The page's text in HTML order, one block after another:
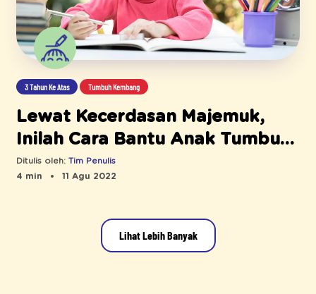
3 Tahun Ke Atas Tumbuh Kembang
Lewat Kecerdasan Majemuk,
Inilah Cara Bantu Anak Tumbuh
Hebat
Ditulis oleh: Tim Penulis
4 min
11 Agu 2022
Lihat Lebih Banyak